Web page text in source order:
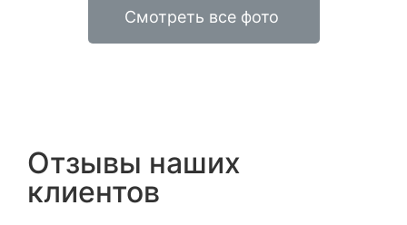
Смотреть все фото
Отзывы наших
клиентов